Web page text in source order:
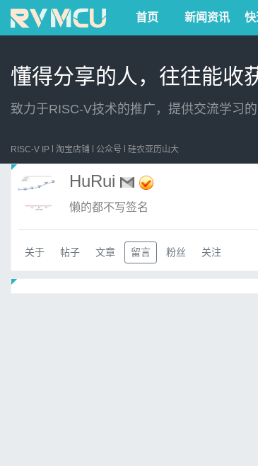
首页 新闻资讯 快
懂得分享的人，往往能收
致力于RISC-V技术的推广，提供交流学习
RISC-V IP 淘宝店铺 公众号 硅农亚历山大
HuRui
懒的都不写签名
关于 帖子 文章 留言 粉丝 关注